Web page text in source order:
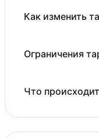
Как изменить
Ограничения
Что